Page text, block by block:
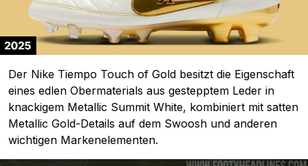
Der Nike Tiempo Touch of Gold besitzt die Eigenschaft
eines edlen Obermaterials aus gestepptem Leder in
knackigem Metallic Summit White, kombiniert mit satten
Metallic Gold-Details auf dem Swoosh und anderen
wichtigen Markenelementen.